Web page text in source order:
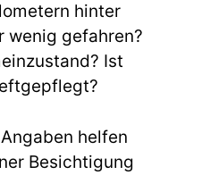
hinter
wenig gefahren?
Ist
helfen
Besichtigung